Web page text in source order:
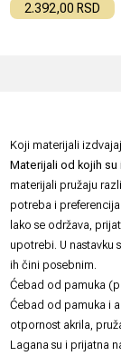
2.392,00 RSD
Koji materijali
Materijali od kojih su
materijali pružaju
potreba i
lako se održava,
upotrebi. U nastavku
ih čini posebnim.
Ćebad od pamuka
Ćebad od pamuka i
otpornost akrila,
Lagana su i prijatna